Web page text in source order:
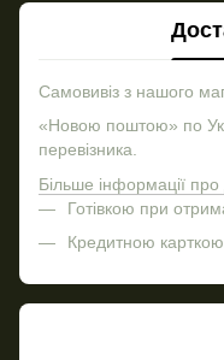
Самовивіз з нашого
«Новою поштою» по
перевізника.
Більше інформації про
Готівкою при
Кредитною карткою